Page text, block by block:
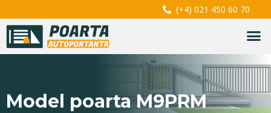
(+4) 021 450 60 70
Model poarta M9PRM